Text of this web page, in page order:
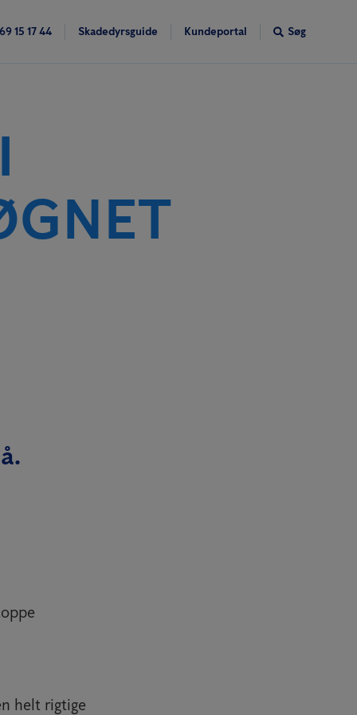
69 15 17 44 Skadedyrsguide Kundeportal Søg
helt rigtige